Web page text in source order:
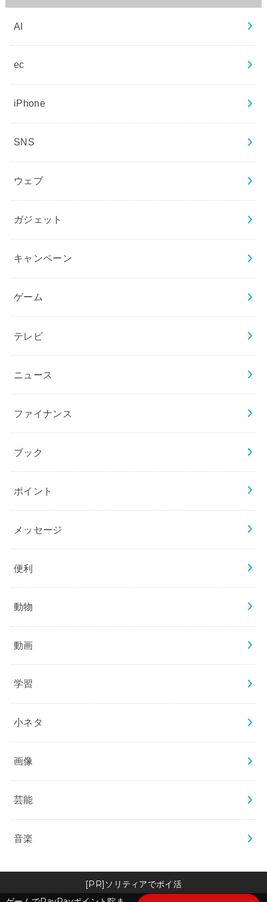
AI
ec
iPhone
SNS
ウェブ
ガジェット
キャンペーン
ゲーム
テレビ
ニュース
ファイナンス
ブック
ポイント
メッセージ
便利
動物
動画
学習
小ネタ
画像
芸能
音楽
[PR]ソリティアでポイ活